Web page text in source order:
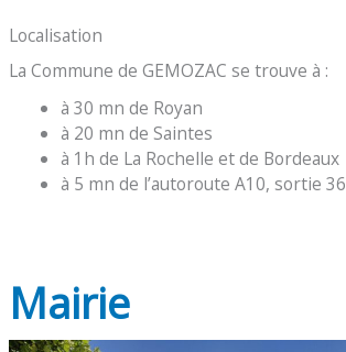
Localisation
La Commune de GEMOZAC se trouve à :
à 30 mn de Royan
à 20 mn de Saintes
à 1h de La Rochelle et de Bordeaux
à 5 mn de l’autoroute A10, sortie 36
Mairie